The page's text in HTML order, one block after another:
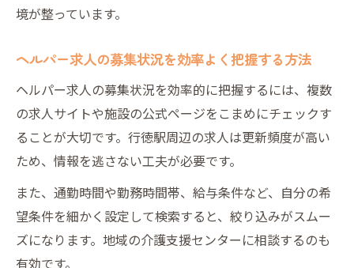
通勤時間が短いヘルパー求人の探し方
車通勤可など通勤条件別ヘルパー求人比較
通勤負担を減らすヘルパー求人の見極め術
行徳駅近くで通いやすいヘルパー求人特集
生活スタイルで選ぶヘルパー求人のポイント
日勤のみや扶養内勤務のヘルパー求人特集
シフト相談可なヘルパー求人の選び方
生活リズムに合わせるヘルパー求人の探し
方
境が整っています。
ヘルパー求人の募集状況を効率よく把握する方法
ヘルパー求人の募集状況を効率的に把握するには、複数
の求人サイトや施設の公式ページをこまめにチェックす
ることが大切です。行徳駅周辺の求人は更新頻度が高い
ため、情報を逃さない工夫が必要です。
また、通勤時間や勤務時間帯、給与条件など、自分の希
望条件を細かく設定して検索すると、絞り込みがスムー
ズになります。地域の介護支援センターに相談するのも
有効です。